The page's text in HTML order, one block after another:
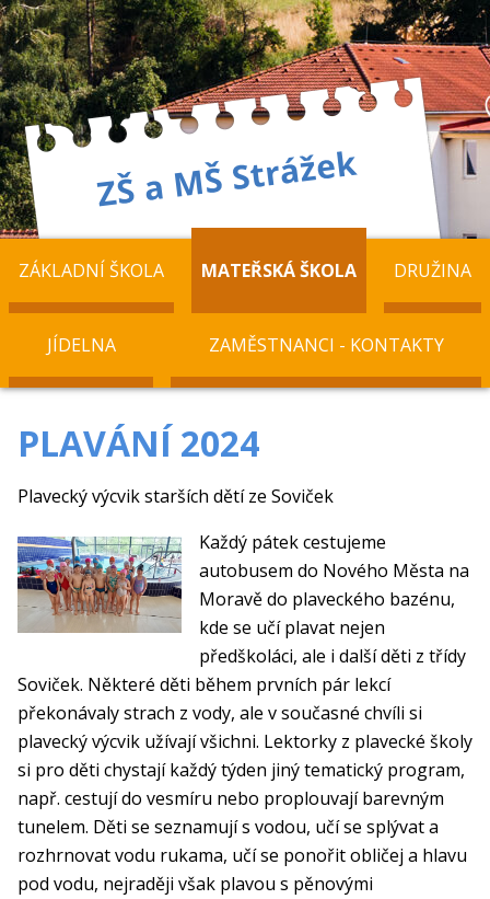
ZÁKLADNÍ ŠKOLA MATEŘSKÁ ŠKOLA DRUŽINA
JÍDELNA ZAMĚSTNANCI - KONTAKTY
PLAVÁNÍ 2024
Plavecký výcvik starších dětí ze Soviček
Každý pátek cestujeme
autobusem do Nového Města na
Moravě do plaveckého bazénu,
kde se učí plavat nejen
předškoláci, ale i další děti z třídy
Soviček. Některé děti během prvních pár lekcí
překonávaly strach z vody, ale v současné chvíli si
plavecký výcvik užívají všichni. Lektorky z plavecké školy
si pro děti chystají každý týden jiný tematický program,
např. cestují do vesmíru nebo proplouvají barevným
tunelem. Děti se seznamují s vodou, učí se splývat a
rozhrnovat vodu rukama, učí se ponořit obličej a hlavu
pod vodu, nejraději však plavou s pěnovými